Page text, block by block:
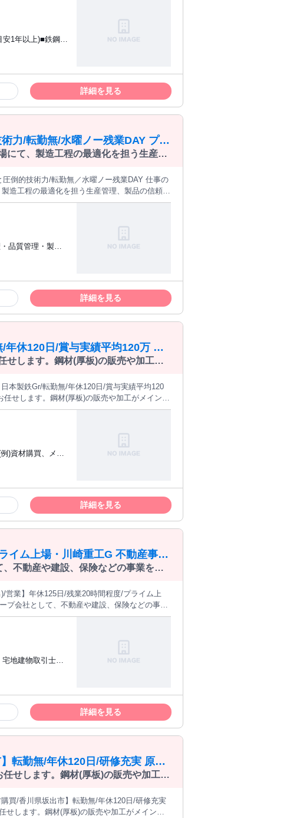
の原料の仕入れ交渉、工程・納期管理、在庫
山留、業界トップクラスの保有量と品質を誇る
ど。 募集職種 香川【坂出工
1年以上)■鉄鋼関
・減災対策の動
す同社は成長し
機構、各都道府県
社等 学歴・
詳細を見る
力/転勤無/水曜ノー残業DAY プラ
にて、製造工程の最適化を担う生産管
造工程の最適化を担う生産管理、製品の信頼性
りを牽引してください。 ■生産計画の
務 ■不具合発生時の原因究明・再発防止策の
務 【仕事の魅力】 社員食堂や独身寮・借上社
得支援等の成長環境も整っています。 募集
曜ノー残業DAY
品質管理・製造
ラスのシェアを
加速中。坂出工
実しています。
金や手厚い家
います。 学
：第一種運転免許
詳細を見る
休120日/賞与実績平均120万 原
せします。鋼材(厚板)の販売や加工が
します。 ※社外とは主に工場内
採用背景】今後の受注増加を見越した増員採用
良い環境であり、肩書問わず経営に参画するこ
Gr/転勤無/年休120日/賞与実績平均120万
)資材購買、メー
ラスを持つ船舶
りがいある事業
ることや、ゼネコ
ることができま
： 資格：
詳細を見る
イム上場・川崎重工G 不動産事業
不動産や建設、保険などの事業を展
て不動産の営業(反響営業)をお任せします。
■現地で土地現況調査および法務・行政調査 ■
種 【香川(坂出)/営業】
地建物取引士・
し、事業と暮ら
リフォーム、マ
しています。 学
：宅地建物取引士
詳細を見る
転勤無/年休120日/研修充実 原材
せします。鋼材(厚板)の販売や加工が
せします。鋼材(厚板)の販売や加工がメインの